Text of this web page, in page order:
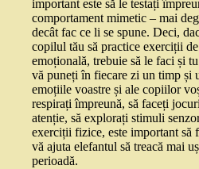
important este să le testați
comportament mimetic – mai
decât fac ce li se spune. Deci,
copilul tău să practice exerciții
emoțională, trebuie să le faci și
vă puneți în fiecare zi un timp și
emoțiile voastre și ale copiilor
respirați împreună, să faceți
atenție, să explorați stimuli
exerciții fizice, este important să
vă ajuta elefantul să treacă mai
perioadă.